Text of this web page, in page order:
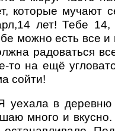
которые мучают
лет! Тебе
можно есть все и
радоваться
то на ещё
сойти!
уехала в
много и